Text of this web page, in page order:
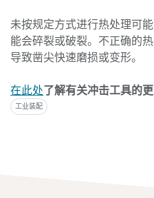
未按规定方式进行热处理可
能会碎裂或破裂。不正确的
导致凿尖快速磨损或变形。
在此处了解有关冲击工具的
工业装配